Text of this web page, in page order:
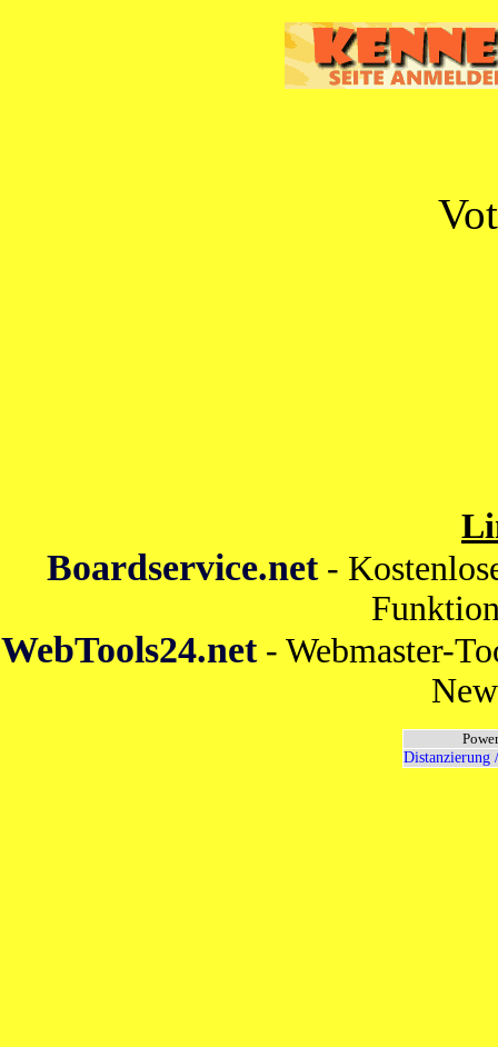
Boardservice.net-
WebTools24.net- Webmaster-
Distanzierung